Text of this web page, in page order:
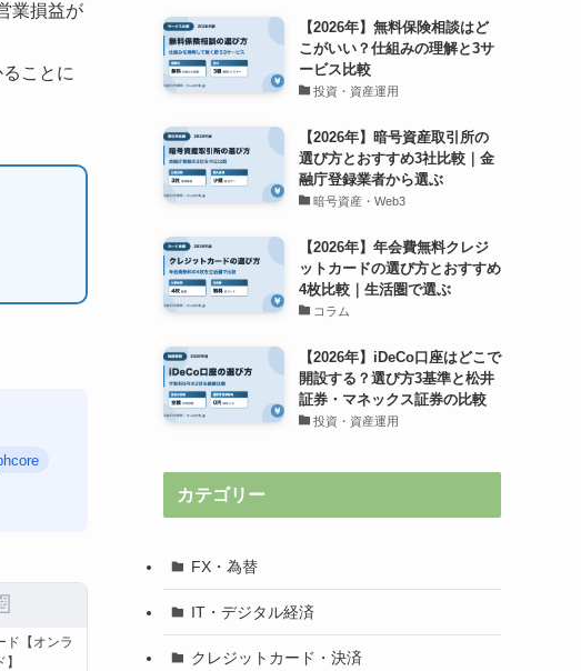
業損益が
ことに
ド【オンラ
【2026年】無料保険相談はど
こがいい？仕組みの理解と3サ
ービス比較
投資・資産運用
【2026年】暗号資産取引所の
選び方とおすすめ3社比較｜金
融庁登録業者から選ぶ
暗号資産・Web3
【2026年】年会費無料クレジ
ットカードの選び方とおすすめ
4枚比較｜生活圏で選ぶ
コラム
【2026年】iDeCo口座はどこで
開設する？選び方3基準と松井
証券・マネックス証券の比較
投資・資産運用
カテゴリー
FX・為替
IT・デジタル経済
クレジットカード・決済